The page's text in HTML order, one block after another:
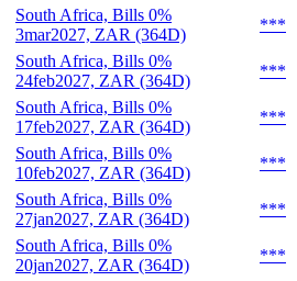
South Africa, Bills 0%
3mar2027, ZAR (364D)
***
South Africa, Bills 0%
24feb2027, ZAR (364D)
***
South Africa, Bills 0%
17feb2027, ZAR (364D)
***
South Africa, Bills 0%
10feb2027, ZAR (364D)
***
South Africa, Bills 0%
27jan2027, ZAR (364D)
***
South Africa, Bills 0%
20jan2027, ZAR (364D)
***